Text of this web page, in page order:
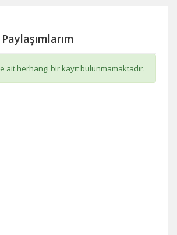
ait herhangi bir kayıt bulunmamaktadır.